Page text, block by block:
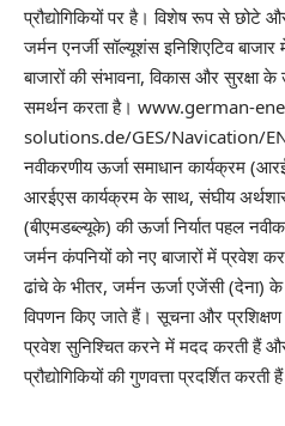
प्रौद्योगिकियों पर है। विशेष रूप से छोटे
जर्मन एनर्जी सॉल्यूशंस इनिशिएटिव
बाजारों की संभावना, विकास और सुरक्षा के
समर्थन करता है। www.german-
solutions.de/GES/Navication/
नवीकरणीय ऊर्जा समाधान कार्यक्रम
आरईएस कार्यक्रम के साथ, संघीय
(बीएमडब्ल्यूके) की ऊर्जा निर्यात पहल
जर्मन कंपनियों को नए बाजारों में प्रवेश
ढांचे के भीतर, जर्मन ऊर्जा एजेंसी (देना)
विपणन किए जाते हैं। सूचना और प्रशिक्षण
प्रवेश सुनिश्चित करने में मदद करती हैं
प्रौद्योगिकियों की गुणवत्ता प्रदर्शित करती